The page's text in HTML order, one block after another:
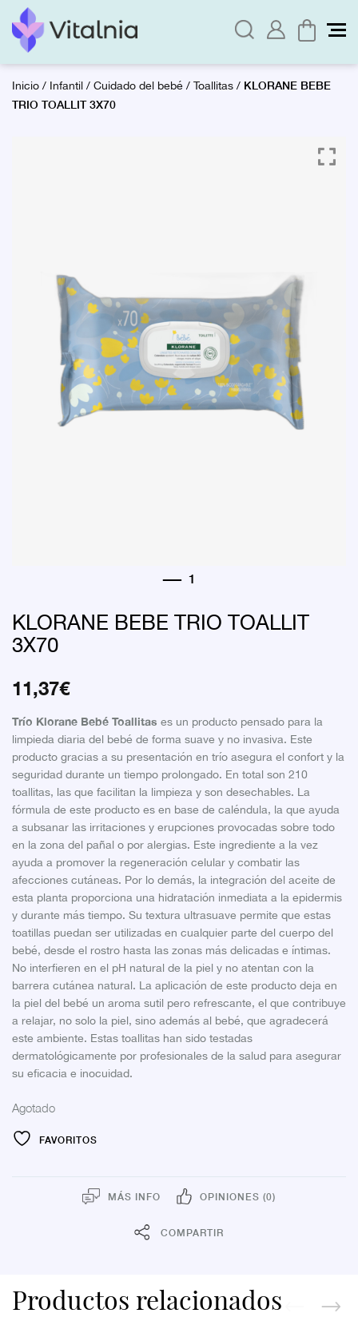
Inicio/ Infantil/Cuidado del bebé/Toallitas/ KLORANE BEBE
TRIO TOALLIT 3X70
KLORANE BEBE TRIO TOALLIT
3X70
11,37€
Trío Klorane Bebé Toallitas es un producto pensado para la
limpieda diaria del bebé de forma suave y no invasiva. Este
producto gracias a su presentación en trío asegura el confort y la
seguridad durante un tiempo prolongado. En total son 210
toallitas, las que facilitan la limpieza y son desechables. La
fórmula de este producto es en base de caléndula, la que ayuda
a subsanar las irritaciones y erupciones provocadas sobre todo
en la zona del pañal o por alergias. Este ingrediente a la vez
ayuda a promover la regeneración celular y combatir las
afecciones cutáneas. Por lo demás, la integración del aceite de
esta planta proporciona una hidratación inmediata a la epidermis
y durante más tiempo. Su textura ultrasuave permite que estas
toatillas puedan ser utilizadas en cualquier parte del cuerpo del
bebé, desde el rostro hasta las zonas más delicadas e íntimas.
No interfieren en el pH natural de la piel y no atentan con la
barrera cutánea natural. La aplicación de este producto deja en
la piel del bebé un aroma sutil pero refrescante, el que contribuye
a relajar, no solo la piel, sino además al bebé, que agradecerá
este ambiente. Estas toallitas han sido testadas
dermatológicamente por profesionales de la salud para asegurar
su eficacia e inocuidad.
Agotado
FAVORITOS
MÁS INFO OPINIONES (0)
COMPARTIR
Productos relacionados